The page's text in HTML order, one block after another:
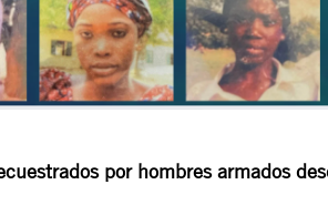
por hombres armados